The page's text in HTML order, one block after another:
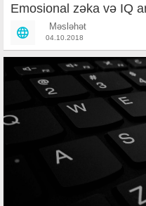
Emosional zəka və IQ
Məsləhət
04.10.2018